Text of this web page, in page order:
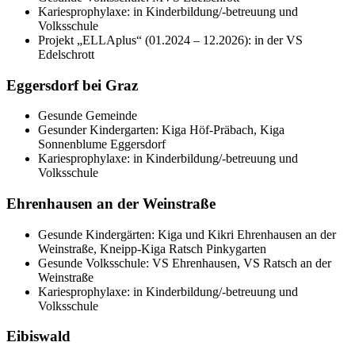
Kariesprophylaxe: in Kinderbildung/-betreuung und
Volksschule
Projekt „ELLAplus“ (01.2024 – 12.2026): in der VS
Edelschrott
Eggersdorf bei Graz
Gesunde Gemeinde
Gesunder Kindergarten: Kiga Höf-Präbach, Kiga
Sonnenblume Eggersdorf
Kariesprophylaxe: in Kinderbildung/-betreuung und
Volksschule
Ehrenhausen an der Weinstraße
Gesunde Kindergärten: Kiga und Kikri Ehrenhausen an der
Weinstraße, Kneipp-Kiga Ratsch Pinkygarten
Gesunde Volksschule: VS Ehrenhausen, VS Ratsch an der
Weinstraße
Kariesprophylaxe: in Kinderbildung/-betreuung und
Volksschule
Eibiswald